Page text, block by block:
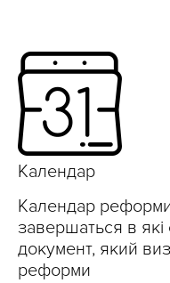
Календар
Календар реформи
завершаться в
документ, який
реформи